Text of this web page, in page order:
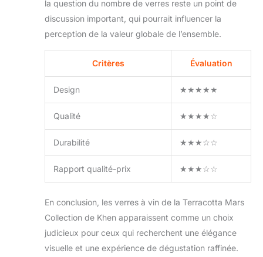
pouvoir fournir des
produits
reconnaissables et
beaux à des prix
efforçons d'être le
abordables qui
quotidienne de nos
clients grâce à un
design innovant et un
Avec nos lunettes,
nous pouvons vous
aider à célébrer la vie.
la question du nombre de verres reste un point de
discussion important, qui pourrait influencer la
perception de la valeur globale de l’ensemble.
Critères Évaluation
Design ★★★★★
Qualité ★★★★☆
Durabilité ★★★☆☆
Rapport qualité-prix ★★★☆☆
En conclusion, les verres à vin de la Terracotta Mars
Collection de Khen apparaissent comme un choix
judicieux pour ceux qui recherchent une élégance
visuelle et une expérience de dégustation raffinée.